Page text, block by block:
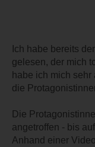
Ich habe bereits
gelesen, der mich
habe ich mich
die
Die
angetroffen - bis
Anhand einer